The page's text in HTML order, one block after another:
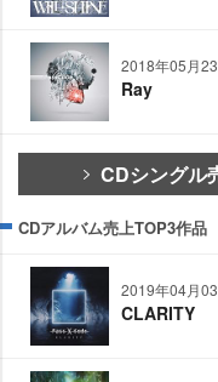
2018年05月
Ray
CDシングル
CDアルバム売上TOP3作品
2019年04月
CLARITY